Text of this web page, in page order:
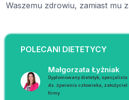
Waszemu zdrowiu, zamiast mu
POLECANI DIETETYCY
Małgorzata Łyżniak
Dyplomowany dietetyk, specjalista
ds. żywienia człowieka, założyciel
firmy